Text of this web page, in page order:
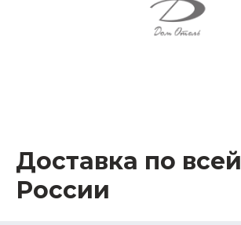
Доставка по всей
России